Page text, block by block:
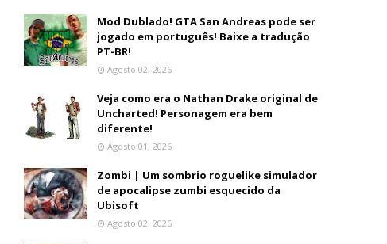
Mod Dublado! GTA San Andreas pode ser
jogado em português! Baixe a tradução
PT-BR!
Agosto 02, 2026
Veja como era o Nathan Drake original de
Uncharted! Personagem era bem
diferente!
Agosto 01, 2026
Zombi | Um sombrio roguelike simulador
de apocalipse zumbi esquecido da
Ubisoft
Agosto 02, 2026